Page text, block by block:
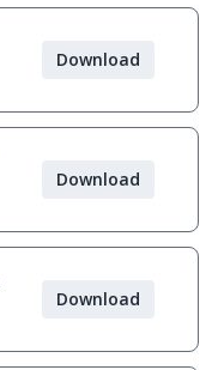
Download
Download
Download